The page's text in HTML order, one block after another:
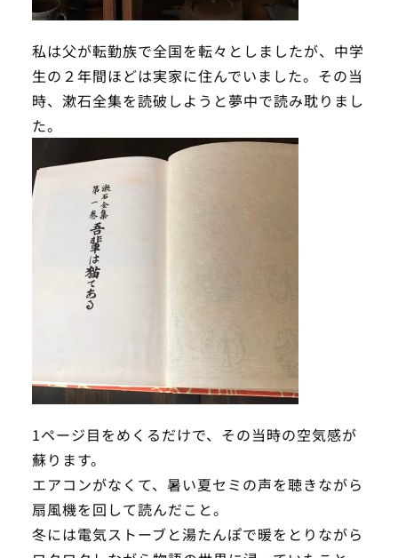
私は父が転勤族で全国を転々としましたが、中学
生の２年間ほどは実家に住んでいました。その当
時、漱石全集を読破しようと夢中で読み耽りまし
た。
1ページ目をめくるだけで、その当時の空気感が
蘇ります。
エアコンがなくて、暑い夏セミの声を聴きながら
扇風機を回して読んだこと。
冬には電気ストーブと湯たんぽで暖をとりながら